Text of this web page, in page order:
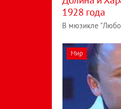
1928 года
В мюзикле
Мир